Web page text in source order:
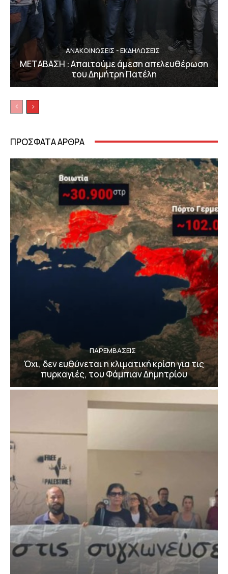
ΑΝΑΚΟΙΝΩΣΕΙΣ - ΕΚΔΗΛΩΣΕΙΣ
ΜΕΤΑΒΑΣΗ : Απαιτούμε άμεση απελευθέρωση
του Δημήτρη Πατέλη
ΠΡΟΣΦΑΤΑ ΑΡΘΡΑ
ΠΑΡΕΜΒΑΣΕΙΣ
Όχι, δεν ευθύνεται η κλιματική κρίση για τις
πυρκαγιές, του Φάμπιαν Δημητρίου